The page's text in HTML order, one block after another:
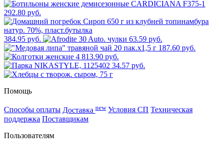
292.80 руб.
384.95 руб.
63.59 руб.
187.60 руб.
4 813.90 руб.
34.57 руб.
Помощь
Способы оплаты Доставка new Условия СП Техническая
поддержка Поставщикам
Пользователям